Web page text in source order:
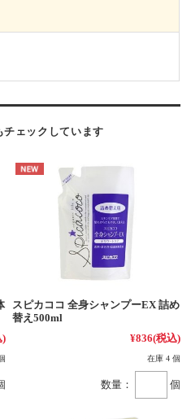
ェックしています
)
スピカココ 全身シャンプーEX 詰め
替え500ml
¥836(税込)
在庫 4 個
数量： 個